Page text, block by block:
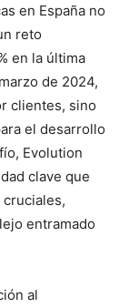
en España no
reto
en la última
de 2024,
clientes, sino
el desarrollo
Evolution
clave que
entramado
al